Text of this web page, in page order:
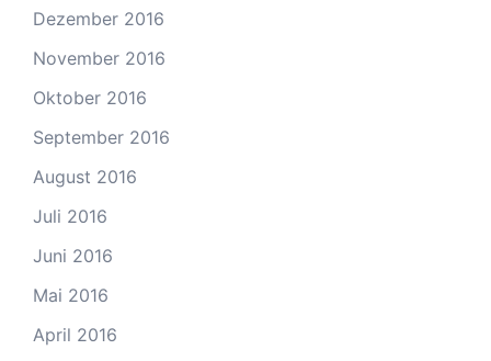
Dezember 2016
November 2016
Oktober 2016
September 2016
August 2016
Juli 2016
Juni 2016
Mai 2016
April 2016